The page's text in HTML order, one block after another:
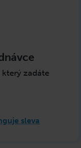
zadáte
sleva